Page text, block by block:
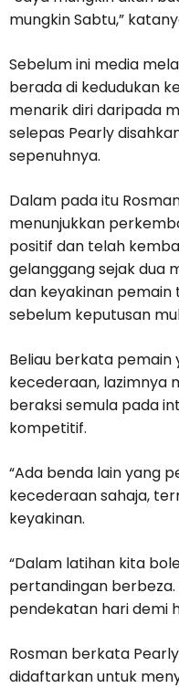
mungkin Sabtu,”
Sebelum ini media
berada di kedudukan
menarik diri daripada
selepas Pearly
sepenuhnya.
Dalam pada itu
menunjukkan
positif dan telah
gelanggang sejak dua
dan keyakinan
sebelum keputusan
Beliau berkata
kecederaan, lazimnya
beraksi semula pada
kompetitif.
“Ada benda lain yang
kecederaan sahaja,
keyakinan.
“Dalam latihan kita
pertandingan
pendekatan hari demi
Rosman berkata
didaftarkan untuk